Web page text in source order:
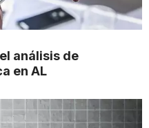
análisis de
en AL